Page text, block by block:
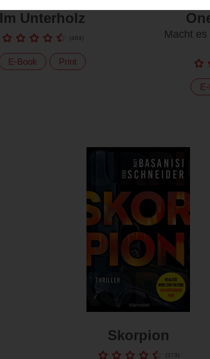
Im Unterholz
(464)
E-Book Print
Macht
Skorpion
(373)